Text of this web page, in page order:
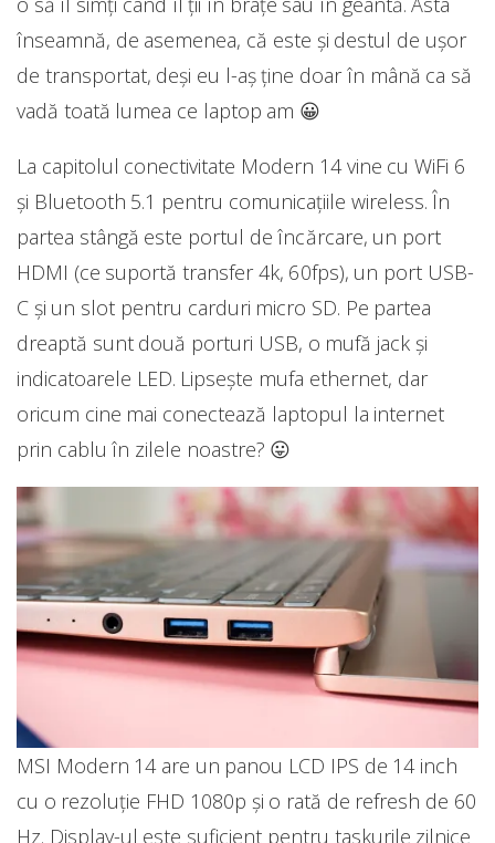
înseamnă, de asemenea, că este și destul de ușor
de transportat, deși eu l-aș ține doar în mână ca să
vadă toată lumea ce laptop am 😀
La capitolul conectivitate Modern 14 vine cu WiFi 6
și Bluetooth 5.1 pentru comunicațiile wireless. În
partea stângă este portul de încărcare, un port
HDMI (ce suportă transfer 4k, 60fps), un port USB-
C și un slot pentru carduri micro SD. Pe partea
dreaptă sunt două porturi USB, o mufă jack și
indicatoarele LED. Lipsește mufa ethernet, dar
oricum cine mai conectează laptopul la internet
prin cablu în zilele noastre? 😛
MSI Modern 14 are un panou LCD IPS de 14 inch
cu o rezoluție FHD 1080p și o rată de refresh de 60
Hz. Display-ul este suficient pentru taskurile zilnice